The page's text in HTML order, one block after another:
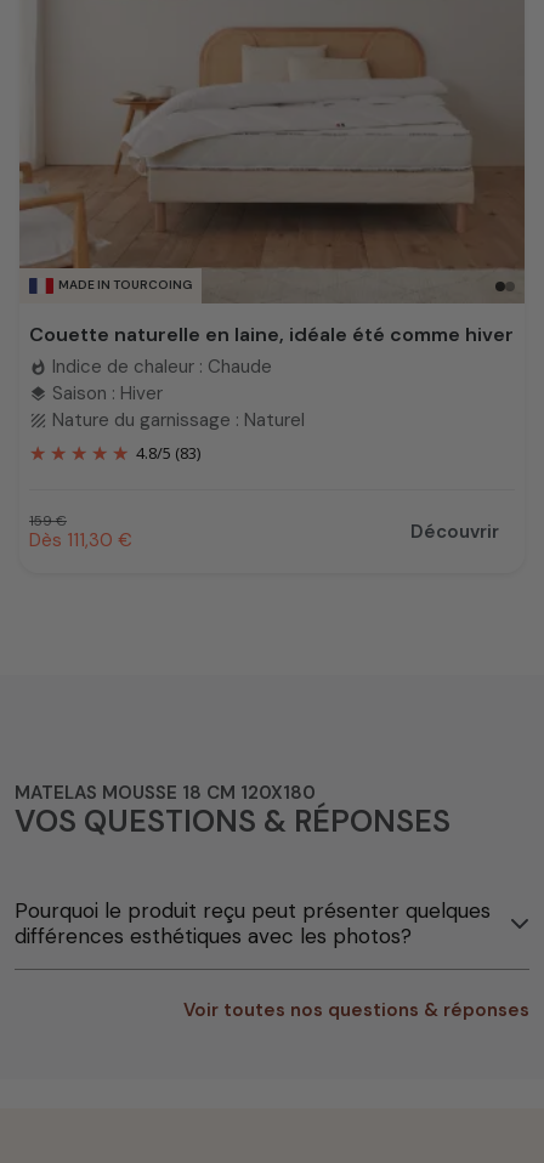
MADE IN TOURCOING
Couette naturelle en laine, idéale été comme hiver
whatshot Indice de chaleur : Chaude
layers Saison : Hiver
texture Nature du garnissage : Naturel
4.8/5 (83)
Prix habituel
159 €
Prix promotionnel
Dès 111,30 € Découvrir
MATELAS MOUSSE 18 CM 120X180
VOS QUESTIONS & RÉPONSES
Pourquoi le produit reçu peut présenter quelques
différences esthétiques avec les photos?
Voir toutes nos questions & réponses